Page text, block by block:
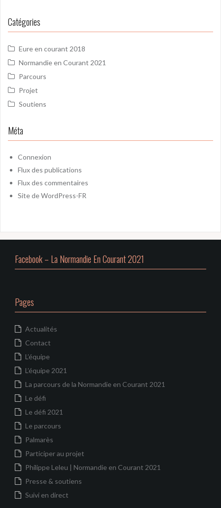
Catégories
Eure en courant 2018
Normandie en Courant 2021
Parcours
Projet
Soutiens
Méta
Connexion
Flux des publications
Flux des commentaires
Site de WordPress-FR
Facebook – La Normandie En Courant 2021
Pages
Actualités
Contact
L’équipe
L’équipe 2021
La parcours de la Normandie en Courant 2021
Le défi
Le défi 2021
Le parcours
Palmarès
Participer au projet
Philippe Leleu | Normandie en Courant 2021
Presse & soutiens
Suivi en direct